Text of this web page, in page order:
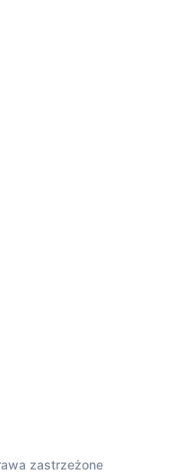
zastrzeżone